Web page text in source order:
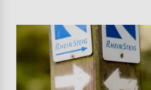
Image